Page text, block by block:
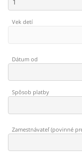
Vek detí
Dátum od
Spôsob platby
Zamestnávateľ(povinné